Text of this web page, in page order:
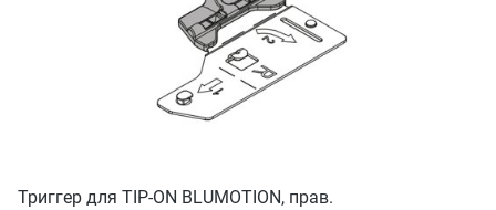
Триггер для TIP-ON BLUMOTION, прав.